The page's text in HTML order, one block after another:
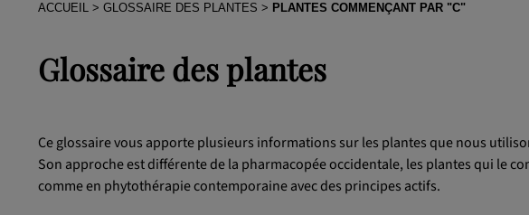
ACCUEIL GLOSSAIRE DES PLANTES PLANTES COMMENÇANT PAR "C"
Glossaire des plantes
Ce glossaire vous apporte plusieurs informations sur les plantes que nous
Son approche est différente de la pharmacopée occidentale, les plantes qui le
comme en phytothérapie contemporaine avec des principes actifs.